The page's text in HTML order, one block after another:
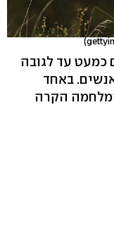
כמעט עד לגובה
באחד
המלחמה הקרה